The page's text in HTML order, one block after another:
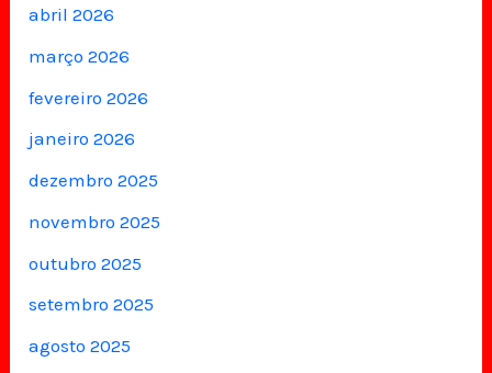
abril 2026
março 2026
fevereiro 2026
janeiro 2026
dezembro 2025
novembro 2025
outubro 2025
setembro 2025
agosto 2025